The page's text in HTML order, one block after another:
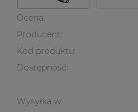
Ocena:
Producent:
Kod produktu:
Dostępność:
Wysyłka w: